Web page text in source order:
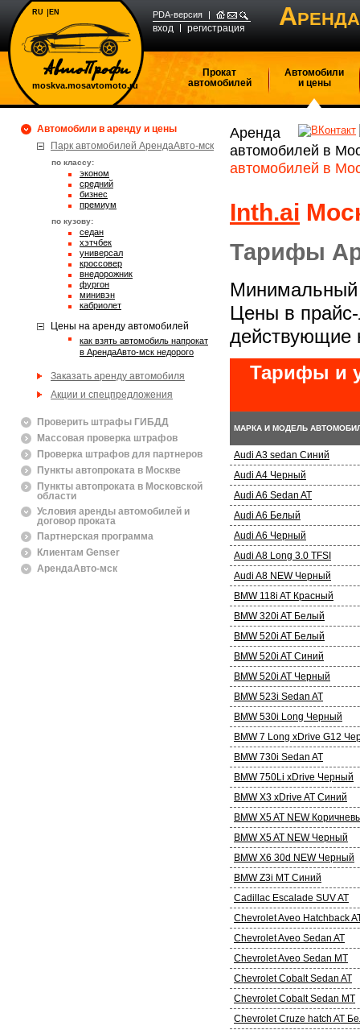
moskva.mosavtomoto.ru
PDA-версия
вход регистрация А
RU EN
Прокат
автомобилей
Автомобили
и цены
Автомобили в аренду и цены
Парк автомобилей АрендаАвто-мск
по классу:
эконом
средний
бизнес
премиум
по кузову:
седан
хэтчбек
универсал
кроссовер
внедорожник
фургон
минивэн
кабриолет
Цены на аренду автомобилей
Как взять автомобиль напрокат
в АрендаАвто-мск недорого
Заказать аренду автомобиля
Акции и спецпредложения
Проверить штрафы ГИБДД
Массовая проверка штрафов
Проверка штрафов для партнеров
Пункты автопроката в Москве
Пункты автопроката в Московской
области
Условия аренды автомобилей и
договор проката
Партнерская программа
Клиентам Genser
АрендаАвто-мск
Аренда
автомобилей в
автомобилей в
Inth.ai
Тарифы
Минимальный
Цены в прайс-
действующие
Тарифы и
МАРКА И МОДЕЛЬ
Audi A3 sedan Синий
Audi A4 Черный
Audi A6 Sedan AT
Audi A6 Белый
Audi A6 Черный
Audi A8 Long 3.0 TFSI
Audi A8 NEW Черный
BMW 118i AT Красный
BMW 320i AT Белый
BMW 520i AT Белый
BMW 520i AT Синий
BMW 520i AT Черный
BMW 523i Sedan AT
BMW 530i Long Черный
BMW 7 Long xDrive G12
BMW 730i Sedan AT
BMW 750Li xDrive Черный
BMW X3 xDrive AT Синий
BMW X5 AT NEW
BMW X5 AT NEW Черный
BMW X6 30d NEW Черный
BMW Z3i МТ Синий
Cadillac Escalade SUV AT
Chevrolet Aveo Hatchback
Chevrolet Aveo Sedan AT
Chevrolet Aveo Sedan MT
Chevrolet Cobalt Sedan AT
Chevrolet Cobalt Sedan MT
Chevrolet Cruze hatch AT